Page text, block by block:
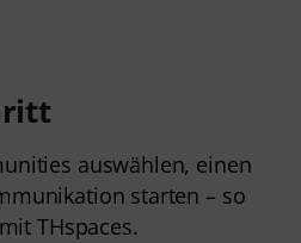
auswählen, einen
starten – so
THspaces.